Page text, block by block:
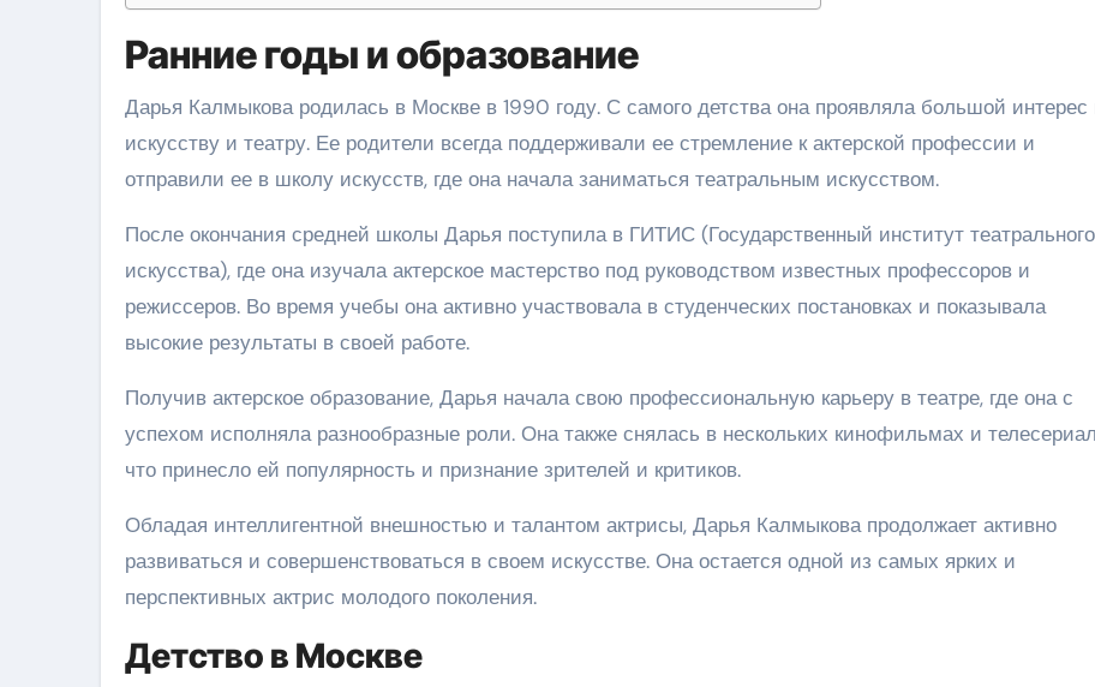
Ранние годы и образование
Дарья Калмыкова родилась в Москве в 1990 году. С самого детства она проявляла большой интерес
искусству и театру. Ее родители всегда поддерживали ее стремление к актерской профессии и
отправили ее в школу искусств, где она начала заниматься театральным искусством.
После окончания средней школы Дарья поступила в ГИТИС (Государственный институт театрального
искусства), где она изучала актерское мастерство под руководством известных профессоров и
режиссеров. Во время учебы она активно участвовала в студенческих постановках и показывала
высокие результаты в своей работе.
Получив актерское образование, Дарья начала свою профессиональную карьеру в театре, где она с
успехом исполняла разнообразные роли. Она также снялась в нескольких кинофильмах и
что принесло ей популярность и признание зрителей и критиков.
Обладая интеллигентной внешностью и талантом актрисы, Дарья Калмыкова продолжает активно
развиваться и совершенствоваться в своем искусстве. Она остается одной из самых ярких и
перспективных актрис молодого поколения.
Детство в Москве